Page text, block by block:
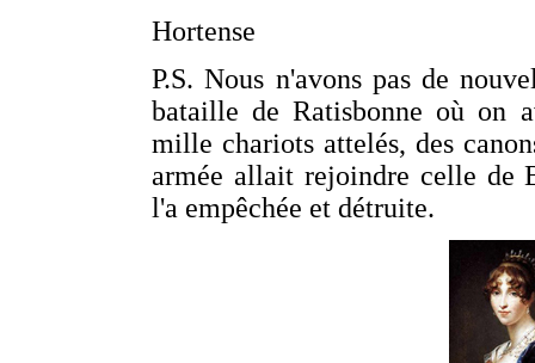
Hortense
P.S. Nous n'avons pas de
bataille de Ratisbonne où on
mille chariots attelés, des
armée allait rejoindre celle de
l'a empêchée et détruite.